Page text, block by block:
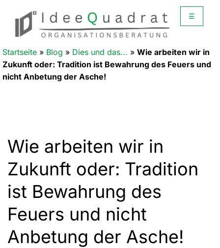
☰
Startseite » Blog » Dies und das... » Wie arbeiten wir in
Zukunft oder: Tradition ist Bewahrung des Feuers und
nicht Anbetung der Asche!
Wie arbeiten wir in
Zukunft oder: Tradition
ist Bewahrung des
Feuers und nicht
Anbetung der Asche!